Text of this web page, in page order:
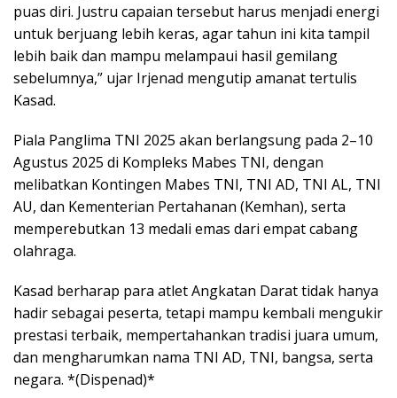
puas diri. Justru capaian tersebut harus menjadi energi
untuk berjuang lebih keras, agar tahun ini kita tampil
lebih baik dan mampu melampaui hasil gemilang
sebelumnya,” ujar Irjenad mengutip amanat tertulis
Kasad.
Piala Panglima TNI 2025 akan berlangsung pada 2–10
Agustus 2025 di Kompleks Mabes TNI, dengan
melibatkan Kontingen Mabes TNI, TNI AD, TNI AL, TNI
AU, dan Kementerian Pertahanan (Kemhan), serta
memperebutkan 13 medali emas dari empat cabang
olahraga.
Kasad berharap para atlet Angkatan Darat tidak hanya
hadir sebagai peserta, tetapi mampu kembali mengukir
prestasi terbaik, mempertahankan tradisi juara umum,
dan mengharumkan nama TNI AD, TNI, bangsa, serta
negara. *(Dispenad)*